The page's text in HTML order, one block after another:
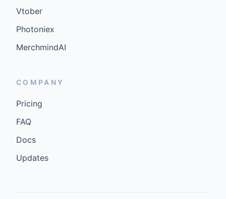
Vtober
Photoniex
MerchmindAI
COMPANY
Pricing
FAQ
Docs
Updates